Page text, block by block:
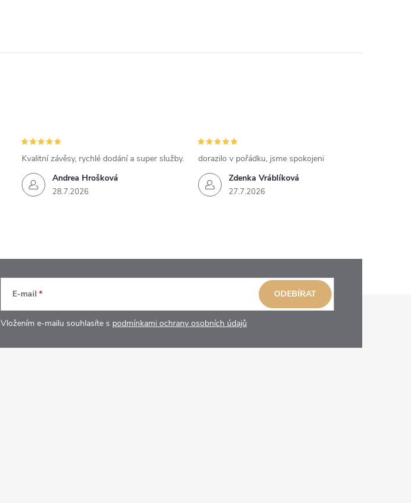
Andrea Hrošková
28.7.2026
Kvalitní závěsy, rychlé dodání a super služby.
Zdenka Vráblíková
27.7.2026
dorazilo v pořádku, jsme spokojeni
E-mail
Vložením e-mailu souhlasíte s podmínkami ochrany osobních údajů
ODEBÍRAT